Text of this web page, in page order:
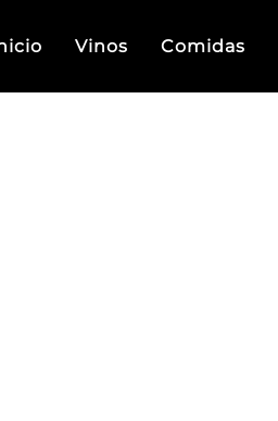
Vinos Comidas